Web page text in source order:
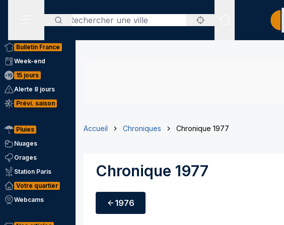
Rechercher
Sites expertisés
Bulletin France
Week-end
15 jours
Alerte 8 jours
Prévi. saison
Pluies
Nuages
Orages
Station Paris
Votre quartier
Webcams
Accueil Chroniques Chronique 1977
Chronique 1977
1976